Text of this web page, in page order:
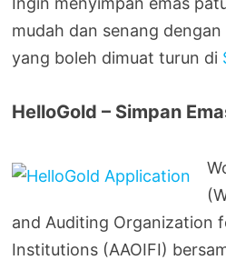
mudah dan senang dengan
yang boleh dimuat turun di
HelloGold – Simpan
and Auditing Organization
Institutions (AAOIFI)